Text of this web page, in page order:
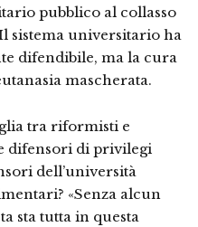
pubblico al collasso
sistema universitario ha
difendibile, ma la cura
mascherata.
tra riformisti e
difensori di privilegi
dell’università
«Senza alcun
sta tutta in questa